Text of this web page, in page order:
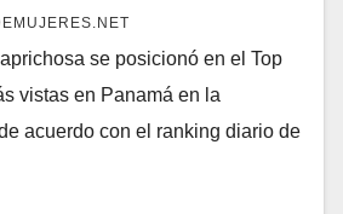
se posicionó en el Top
vistas en Panamá en la
acuerdo con el ranking diario de